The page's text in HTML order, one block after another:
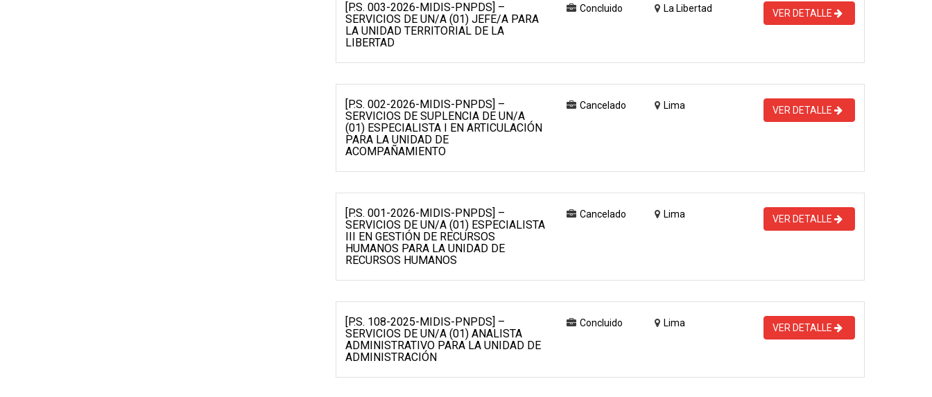
[P.S. 003-2026-MIDIS-PNPDS] –
SERVICIOS DE UN/A (01) JEFE/A PARA
LA UNIDAD TERRITORIAL DE LA
LIBERTAD
Concluido La Libertad VER DETALLE
[P.S. 002-2026-MIDIS-PNPDS] –
SERVICIOS DE SUPLENCIA DE UN/A
(01) ESPECIALISTA I EN ARTICULACIÓN
PARA LA UNIDAD DE
ACOMPAÑAMIENTO
Cancelado Lima VER DETALLE
[P.S. 001-2026-MIDIS-PNPDS] –
SERVICIOS DE UN/A (01) ESPECIALISTA
III EN GESTIÓN DE RECURSOS
HUMANOS PARA LA UNIDAD DE
RECURSOS HUMANOS
Cancelado Lima VER DETALLE
[P.S. 108-2025-MIDIS-PNPDS] –
SERVICIOS DE UN/A (01) ANALISTA
ADMINISTRATIVO PARA LA UNIDAD DE
ADMINISTRACIÓN
Concluido Lima VER DETALLE